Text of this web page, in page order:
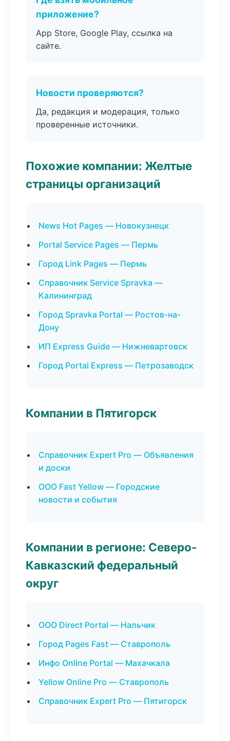
приложение?
App Store, Google Play, ссылка на
сайте.
Новости проверяются?
Да, редакция и модерация, только
проверенные источники.
Похожие компании: Желтые
страницы организаций
News Hot Pages — Новокузнецк
Portal Service Pages — Пермь
Город Link Pages — Пермь
Справочник Service Spravka —
Калининград
Город Spravka Portal — Ростов-на-
Дону
ИП Express Guide — Нижневартовск
Город Portal Express — Петрозаводск
Компании в Пятигорск
Справочник Expert Pro — Объявления
и доски
ООО Fast Yellow — Городские
новости и события
Компании в регионе: Северо-
Кавказский федеральный
округ
ООО Direct Portal — Нальчик
Город Pages Fast — Ставрополь
Инфо Online Portal — Махачкала
Yellow Online Pro — Ставрополь
Справочник Expert Pro — Пятигорск